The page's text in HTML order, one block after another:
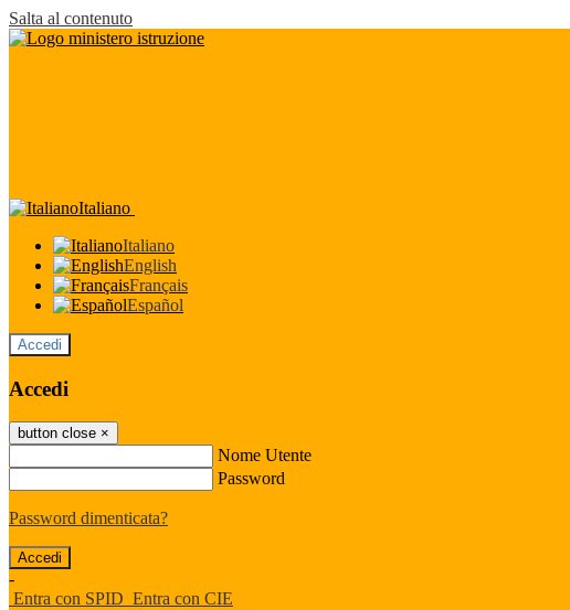
Salta al contenuto
Italiano
Italiano
English
Français
Español
Accedi
Accedi
button close ×
Nome Utente
Password
Password dimenticata?
-
Entra con SPID Entra con CIE